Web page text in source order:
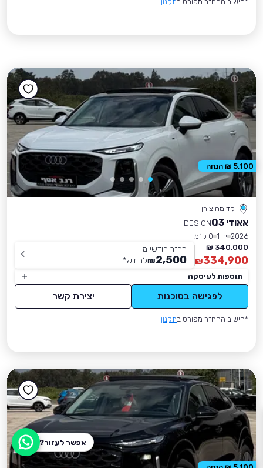
קדימה צורן
אאודי Q3
DESIGN
2026 יד 1
0 ק״מ
340,000 ₪
334,900
₪
החזר חודשי מ-
2,500
₪לחודש*
תוספות לעיסקה
לפגישה בסוכנות יצירת קשר
*חישוב ההחזר מפורט בתקנון
5,100 ₪ הנחה
אפשר לעזור?